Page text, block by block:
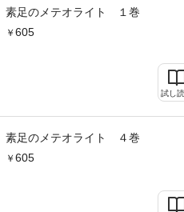
素足のメテオライト １巻
605
試し
素足のメテオライト ４巻
605